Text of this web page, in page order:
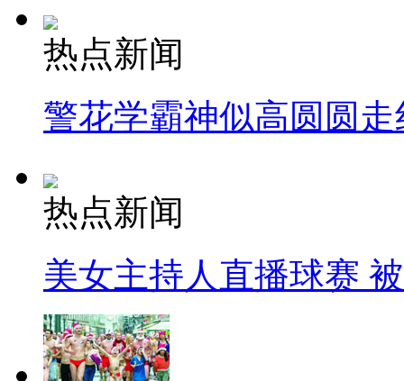
热点新闻
警花学霸神似高圆圆走
热点新闻
美女主持人直播球赛